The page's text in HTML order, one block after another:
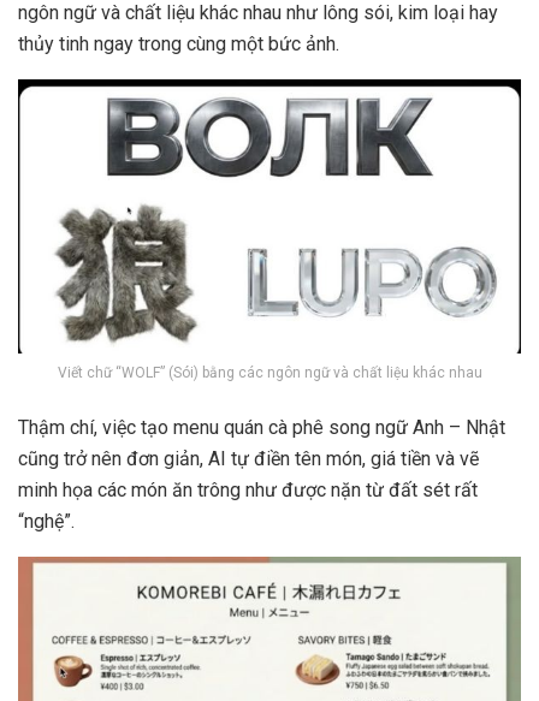
ngôn ngữ và chất liệu khác nhau như lông sói, kim loại hay
thủy tinh ngay trong cùng một bức ảnh.
Viết chữ “WOLF” (Sói) bằng các ngôn ngữ và chất liệu khác nhau
Thậm chí, việc tạo menu quán cà phê song ngữ Anh – Nhật
cũng trở nên đơn giản, AI tự điền tên món, giá tiền và vẽ
minh họa các món ăn trông như được nặn từ đất sét rất
“nghệ”.